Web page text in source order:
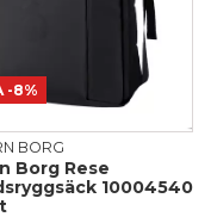
-8%
BORG
Borg Rese
10004540